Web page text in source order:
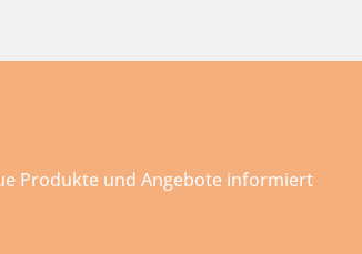
Produkte und Angebote informiert